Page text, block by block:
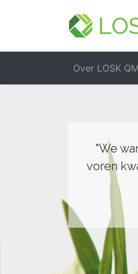
Over LOSK
"We
voren